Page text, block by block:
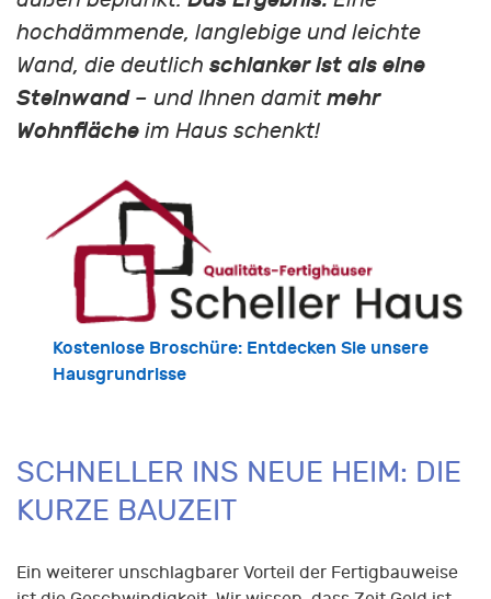
hochdämmende, langlebige und leichte
Wand, die deutlich schlanker ist als eine
Steinwand– und Ihnen damit mehr
Wohnfläche im Haus schenkt!
Kostenlose Broschüre: Entdecken Sie unsere
Hausgrundrisse
SCHNELLER INS NEUE HEIM: DIE
KURZE BAUZEIT
Ein weiterer unschlagbarer Vorteil der Fertigbauweise